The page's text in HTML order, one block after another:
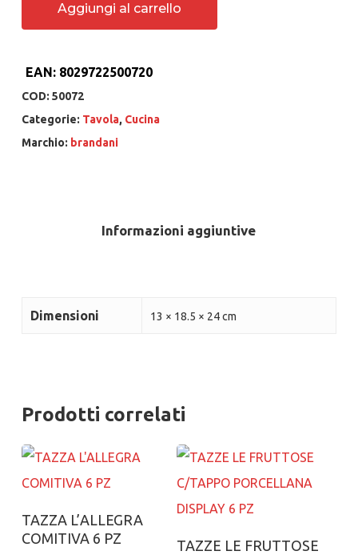
Aggiungi al carrello
EAN: 8029722500720
COD: 50072
Categorie: Tavola, Cucina
Marchio: brandani
Informazioni aggiuntive
Dimensioni 13 × 18.5 × 24 cm
Prodotti correlati
Aggiungi al carrello
TAZZA L’ALLEGRA
COMITIVA 6 PZ
Aggiungi al carrello
TAZZE LE FRUTTOSE